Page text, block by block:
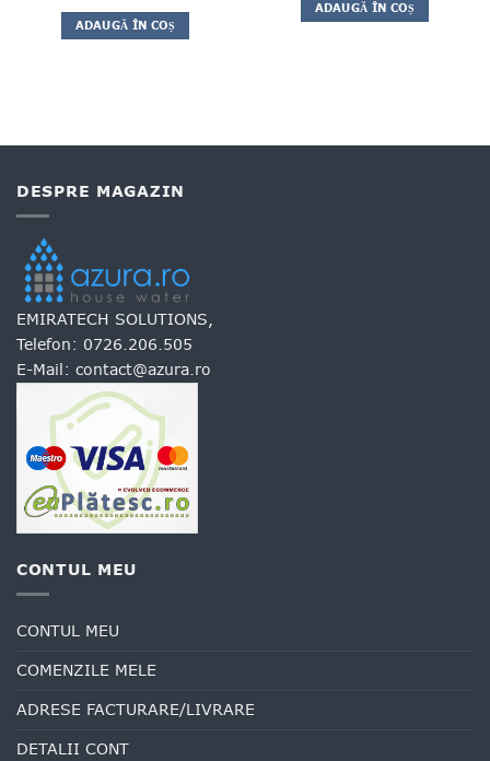
ADAUGĂ ÎN COȘ
ADAUGĂ ÎN COȘ
DESPRE MAGAZIN
EMIRATECH SOLUTIONS,
Telefon: 0726.206.505
E-Mail: contact@azura.ro
CONTUL MEU
CONTUL MEU
COMENZILE MELE
ADRESE FACTURARE/LIVRARE
DETALII CONT